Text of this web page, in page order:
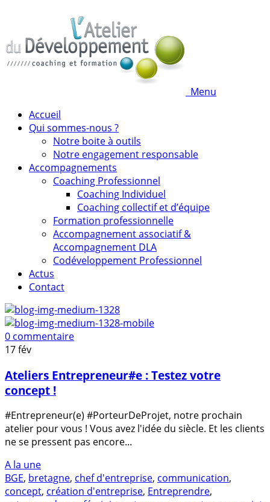
Menu
Accueil
Qui sommes-nous ?
Notre boite à outils
Notre engagement responsable
Accompagnements
Coaching Professionnel
Coaching Individuel
Coaching collectif et d’équipe
Formation professionnelle
Accompagnement associatif &
Accompagnement DLA
Codéveloppement Professionnel
Actus
Contact
0 commentaire
17fév
Ateliers Entrepreneur#e : Testez votre
concept !
#Entrepreneur(e) #PorteurDeProjet, notre prochain
atelier pour vous ! Vous avez l'idée du siècle. Et les clients
ne se pressent pas encore...
A la une
BGE, bretagne, chef d'entreprise, communication,
concept, création d'entreprise, Entreprendre,